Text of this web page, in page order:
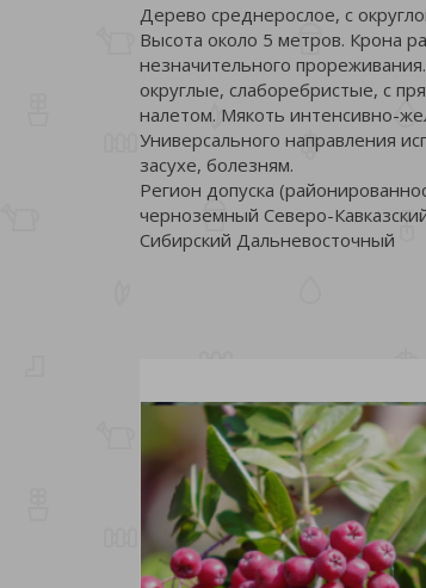
Дерево среднерослое, с
Высота около 5 метров. Крона
незначительного
округлые, слаборебристые, с
налетом. Мякоть интенсивно-
Универсального направления
засухе, болезням.
Регион допуска
черноземный Северо-
Сибирский Дальневосточный